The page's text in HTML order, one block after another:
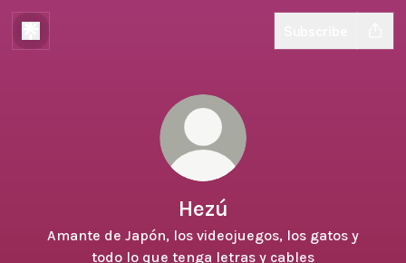
Hezú
Amante de Japón, los videojuegos, los gatos y
todo lo que tenga letras y cables